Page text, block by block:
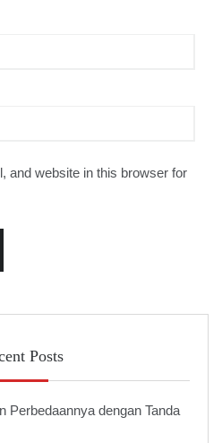
and website in this browser for
Posts
Perbedaannya dengan Tanda